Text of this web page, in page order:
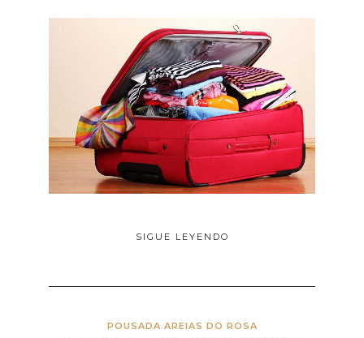
SIGUE LEYENDO
POUSADA AREIAS DO ROSA